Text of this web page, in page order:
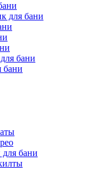
для бани
бани
бани
бани